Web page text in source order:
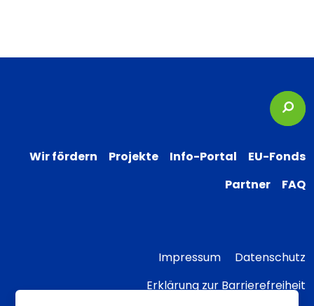
Wir fördern Projekte Info-Portal
EU-Fonds
Partner
FAQ
Impressum
Datenschutz
Erklärung zur Barrierefreiheit